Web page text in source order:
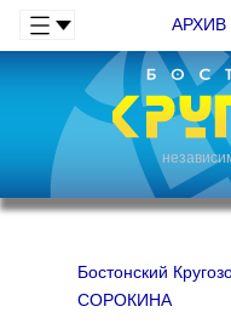
АРХИВ
Бостонский
СОРОКИНА